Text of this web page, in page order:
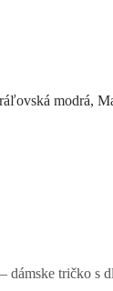
modrá,
tričko s